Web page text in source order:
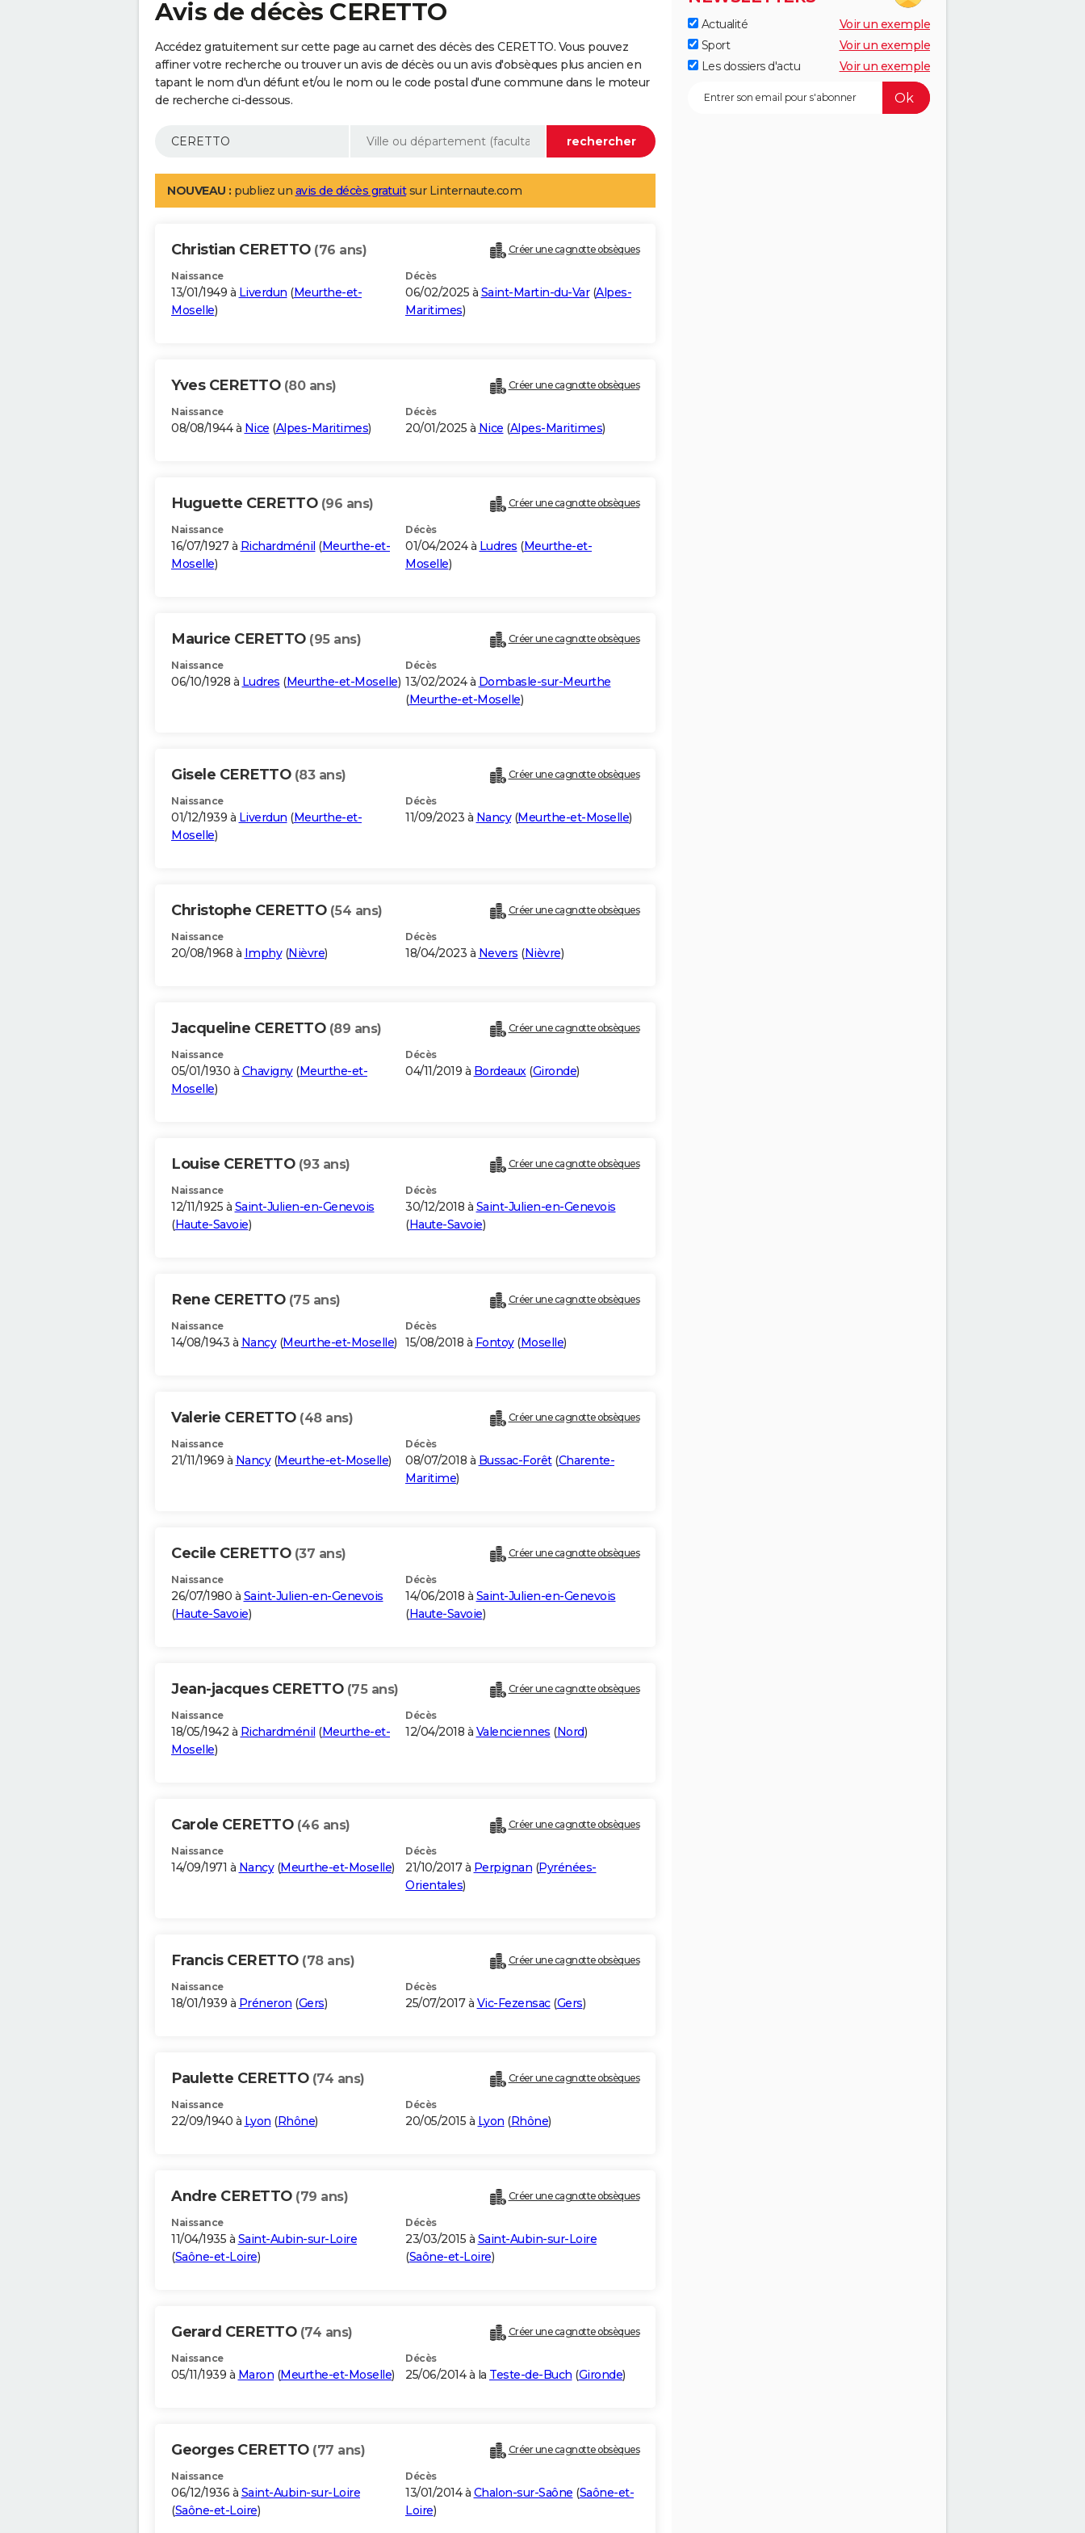
Avis de décès CERETTO
Accédez gratuitement sur cette page au carnet des décès des CERETTO. Vous pouvez
affiner votre recherche ou trouver un avis de décès ou un avis d'obsèques plus ancien en
tapant le nom d'un défunt et/ou le nom ou le code postal d'une commune dans le moteur
de recherche ci-dessous.
NOUVEAU : publiez un avis de décès gratuitsur Linternaute.com
Christian CERETTO (76 ans) Créer une cagnotte obsèques
Naissance
13/01/1949 à Liverdun (Meurthe-et-
Moselle)
Décès
06/02/2025 à Saint-Martin-du-Var(Alpes-
Maritimes)
Yves CERETTO (80 ans) Créer une cagnotte obsèques
Naissance
08/08/1944 à Nice (Alpes-Maritimes)
Décès
20/01/2025 à Nice (Alpes-Maritimes)
Huguette CERETTO (96 ans) Créer une cagnotte obsèques
Naissance
16/07/1927 à Richardménil (Meurthe-et-
Moselle)
Décès
01/04/2024 à Ludres (Meurthe-et-
Moselle)
Maurice CERETTO (95 ans) Créer une cagnotte obsèques
Naissance
06/10/1928 à Ludres (Meurthe-et-Moselle)
Décès
13/02/2024 à Dombasle-sur-Meurthe
(Meurthe-et-Moselle)
Gisele CERETTO (83 ans) Créer une cagnotte obsèques
Naissance
01/12/1939 à Liverdun (Meurthe-et-
Moselle)
Décès
11/09/2023 à Nancy(Meurthe-et-Moselle)
Christophe CERETTO (54 ans) Créer une cagnotte obsèques
Naissance
20/08/1968 à Imphy(Nièvre)
Décès
18/04/2023 à Nevers (Nièvre)
Jacqueline CERETTO (89 ans) Créer une cagnotte obsèques
Naissance
05/01/1930 à Chavigny(Meurthe-et-
Moselle)
Décès
04/11/2019 à Bordeaux(Gironde)
Louise CERETTO (93 ans) Créer une cagnotte obsèques
Naissance
12/11/1925 à Saint-Julien-en-Genevois
(Haute-Savoie)
Décès
30/12/2018 à Saint-Julien-en-Genevois
(Haute-Savoie)
Rene CERETTO (75 ans) Créer une cagnotte obsèques
Naissance
14/08/1943 à Nancy(Meurthe-et-Moselle)
Décès
15/08/2018 à Fontoy(Moselle)
Valerie CERETTO (48 ans) Créer une cagnotte obsèques
Naissance
21/11/1969 à Nancy(Meurthe-et-Moselle)
Décès
08/07/2018 à Bussac-Forêt(Charente-
Maritime)
Cecile CERETTO (37 ans) Créer une cagnotte obsèques
Naissance
26/07/1980 à Saint-Julien-en-Genevois
(Haute-Savoie)
Décès
14/06/2018 à Saint-Julien-en-Genevois
(Haute-Savoie)
Jean-jacques CERETTO (75 ans) Créer une cagnotte obsèques
Naissance
18/05/1942 à Richardménil (Meurthe-et-
Moselle)
Décès
12/04/2018 à Valenciennes (Nord)
Carole CERETTO (46 ans) Créer une cagnotte obsèques
Naissance
14/09/1971 à Nancy(Meurthe-et-Moselle)
Décès
21/10/2017 à Perpignan (Pyrénées-
Orientales)
Francis CERETTO (78 ans) Créer une cagnotte obsèques
Naissance
18/01/1939 à Préneron (Gers)
Décès
25/07/2017 à Vic-Fezensac(Gers)
Paulette CERETTO (74 ans) Créer une cagnotte obsèques
Naissance
22/09/1940 à Lyon (Rhône)
Décès
20/05/2015 à Lyon (Rhône)
Andre CERETTO (79 ans) Créer une cagnotte obsèques
Naissance
11/04/1935 à Saint-Aubin-sur-Loire
(Saône-et-Loire)
Décès
23/03/2015 à Saint-Aubin-sur-Loire
(Saône-et-Loire)
Gerard CERETTO (74 ans) Créer une cagnotte obsèques
Naissance
05/11/1939 à Maron (Meurthe-et-Moselle)
Décès
25/06/2014 à la Teste-de-Buch (Gironde)
Georges CERETTO (77 ans) Créer une cagnotte obsèques
Naissance
06/12/1936 à Saint-Aubin-sur-Loire
(Saône-et-Loire)
Décès
13/01/2014 à Chalon-sur-Saône (Saône-et-
Loire)
Actualité
Voir un exemple
Sport
Voir un exemple
Les dossiers d'actu
Voir un exemple